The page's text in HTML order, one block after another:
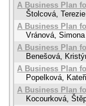
A Business Plan
Štolcová, Terezie
A Business Plan
Vránová, Simona
A Business Plan
Benešová,
A Business Plan
Popelková,
A Business Plan
Kocourková,